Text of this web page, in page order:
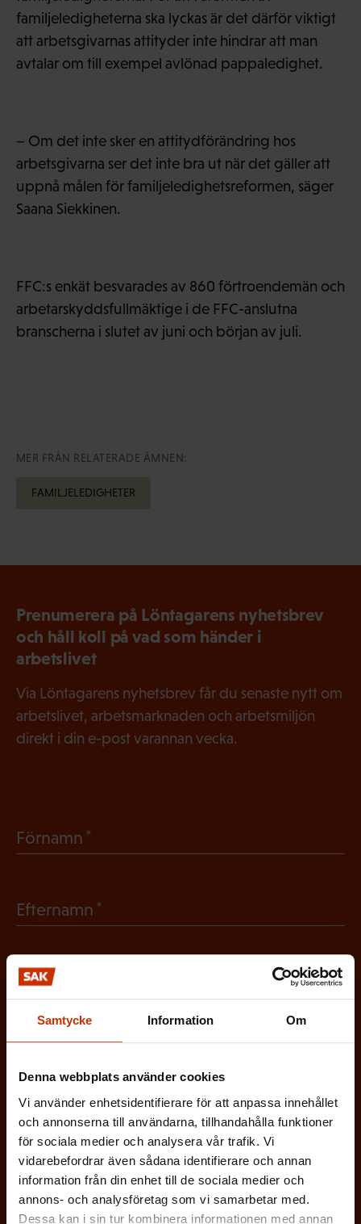
Samtycke Information Om
Denna webbplats använder cookies
Vi använder enhetsidentifierare för att anpassa innehållet
och annonserna till användarna, tillhandahålla funktioner
för sociala medier och analysera vår trafik. Vi
vidarebefordrar även sådana identifierare och annan
information från din enhet till de sociala medier och
annons- och analysföretag som vi samarbetar med.
Dessa kan i sin tur kombinera informationen med annan
familjeledigheterna ska lyckas är det därför viktigt
att arbetsgivarnas attityder inte hindrar att man
avtalar om till exempel avlönad pappaledighet.
– Om det inte sker en attitydförändring hos
arbetsgivarna ser det inte bra ut när det gäller att
uppnå målen för familjeledighetsreformen, säger
Saana Siekkinen.
FFC:s enkät besvarades av 860 förtroendemän och
arbetarskyddsfullmäktige i de FFC-anslutna
branscherna i slutet av juni och början av juli.
MER FRÅN RELATERADE ÄMNEN:
FAMILJELEDIGHETER
Prenumerera på Löntagarens nyhetsbrev
och håll koll på vad som händer i
arbetslivet
Via Löntagarens nyhetsbrev får du senaste nytt om
arbetslivet, arbetsmarknaden och arbetsmiljön
direkt i din e-post varannan vecka.
Förnamn
a
o
r
i
s
k
t
)
Efternamn
b
g
o
r
i
s
E-postadress
O
i
g
a
t
o
r
Vilken eller vilka av dessa beskriver dig
bäst?
ARBETARSKYDDSFULLMÄKTIG
JOBBAR INOM FACKET